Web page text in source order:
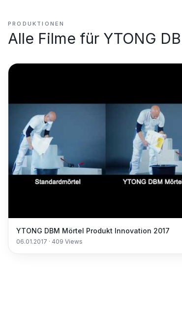
PRODUKTIONEN
Alle Filme für YTONG
YTONG DBM Mörtel Produkt Innovation 2017
06.01.2017 · 409 Views